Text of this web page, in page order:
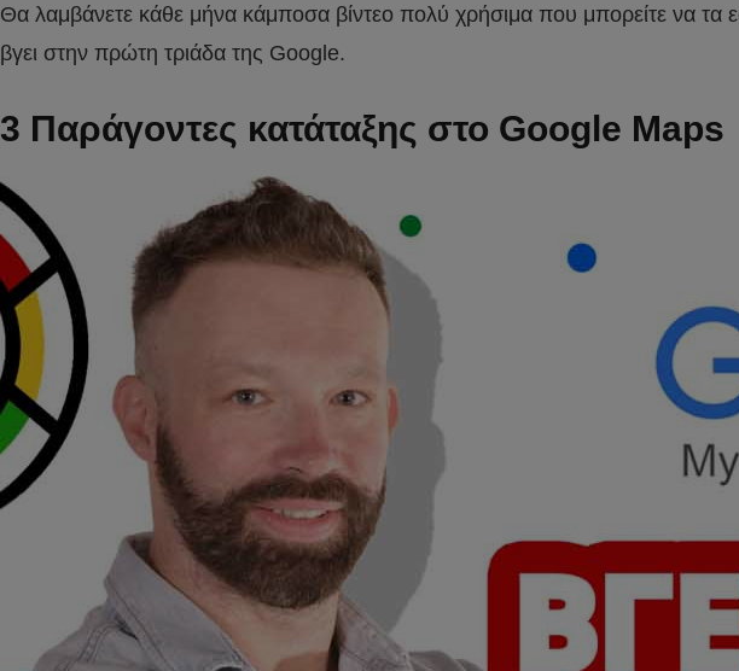
Θα λαμβάνετε κάθε μήνα κάμποσα βίντεο πολύ χρήσιμα που μπορείτε να
βγει στην πρώτη τριάδα της Google.
3 Παράγοντες κατάταξης στο Google Maps